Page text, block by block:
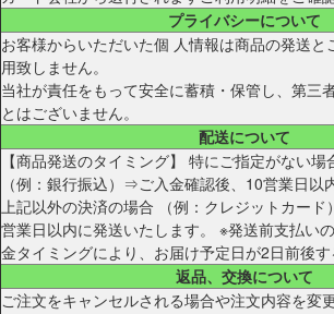
プライバシーについて
お客様からいただいた個 人情報は商品の発送と
用致しません。
当社が責任をもって安全に蓄積・保管し、第三
とはございません。
配送について
【商品発送のタイミング】 特にご指定がない
（例：銀行振込）⇒ご入金確認後、10営業日以
上記以外の決済の場合 （例：クレジットカー
営業日以内に発送いたします。 ※発送前支払い
金タイミングにより、お届け予定日が2日前後す
返品、交換について
ご注文をキャンセルされる場合や注文内容を変